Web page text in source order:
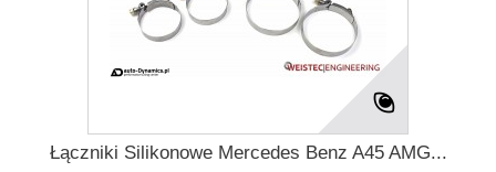
Łączniki Silikonowe Mercedes Benz A45 AMG...